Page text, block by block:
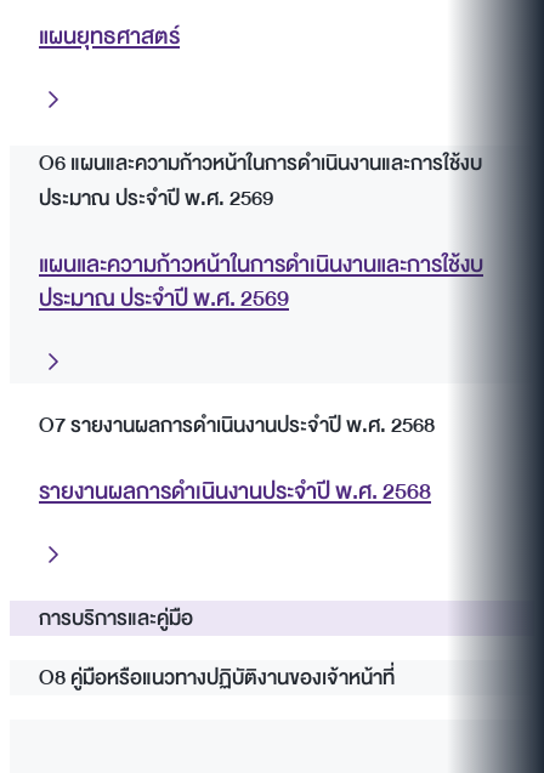
แผนยุทธศาสตร์
O6 แผนและความก้าวหน้าในการดำเนินงานและการใช้งบ
ประมาณ ประจำปี พ.ศ. 2569
แผนและความก้าวหน้าในการดำเนินงานและการใช้งบ
ประมาณ ประจำปี พ.ศ. 2569
O7 รายงานผลการดำเนินงานประจำปี พ.ศ. 2568
รายงานผลการดำเนินงานประจำปี พ.ศ. 2568
การบริการและคู่มือ
O8 คู่มือหรือแนวทางปฏิบัติงานของเจ้าหน้าที่